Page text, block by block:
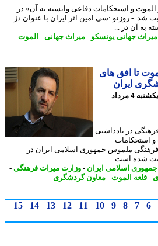
و استحکامات دفاعی وابسته به آن» در
روزنو :سی امین اثر ایران با عنوان دژ
آن در ...
جهانی یونسکو-میراث جهانی-الموت-
تا افق های
ایران
14 روز پیش - یکشنبه 4 مرداد
در یادداشتی
ملموس جمهوری اسلامی ایران در
است.
اسلامی ایران - وزارت میراث فرهنگی-
قلعه الموت-معاون گردشگری
7
8
9
10
11
12
13
14
15